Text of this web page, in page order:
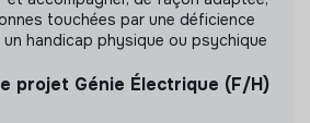
et expertise :
sur le poste de travail pour
et IT opérationnel.
pas souhaité nous
ou certifications qu'elle a
touchées par une déficience
un handicap physique ou psychique
projet Génie Électrique (F/H)